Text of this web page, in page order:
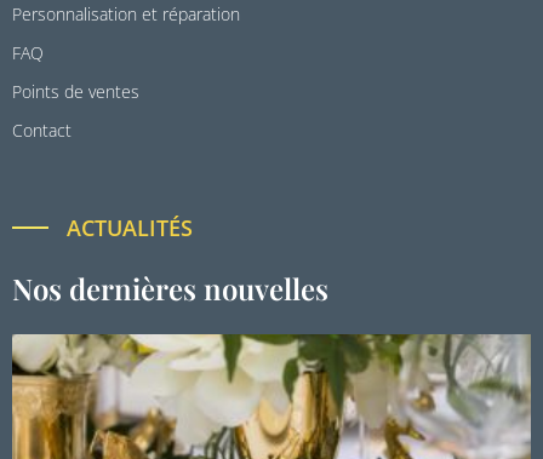
Personnalisation et réparation
FAQ
Points de ventes
Contact
ACTUALITÉS
Nos dernières nouvelles